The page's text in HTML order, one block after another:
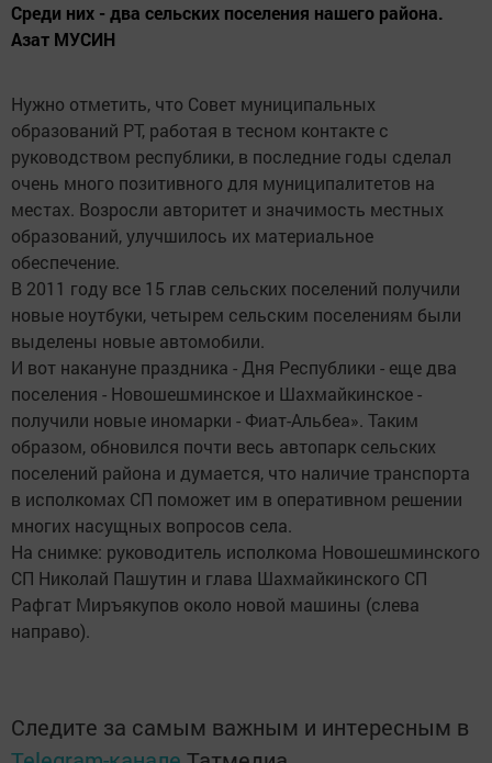
Среди них - два сельских поселения нашего района.
Азат МУСИН
Нужно отметить, что Совет муниципальных
образований РТ, работая в тесном контакте с
руководством республики, в последние годы сделал
очень много позитивного для муниципалитетов на
местах. Возросли авторитет и значимость местных
образований, улучшилось их материальное
обеспечение.
В 2011 году все 15 глав сельских поселений получили
новые ноутбуки, четырем сельским поселениям были
выделены новые автомобили.
И вот накануне праздника - Дня Республики - еще два
поселения - Новошешминское и Шахмайкинское -
получили новые иномарки - Фиат-Альбеа». Таким
образом, обновился почти весь автопарк сельских
поселений района и думается, что наличие транспорта
в исполкомах СП поможет им в оперативном решении
многих насущных вопросов села.
На снимке: руководитель исполкома Новошешминского
СП Николай Пашутин и глава Шахмайкинского СП
Рафгат Миръякупов около новой машины (слева
направо).
Следите за самым важным и интересным в